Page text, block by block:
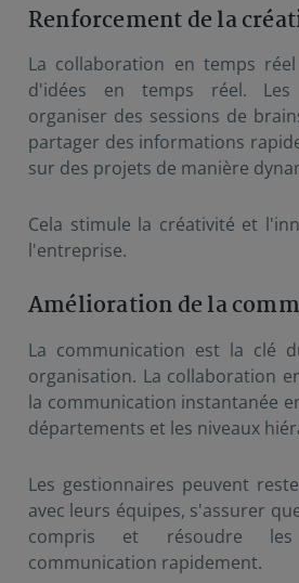
Renforcement de la
La collaboration en temps
d'idées en temps réel. Les
organiser des sessions de
partager des informations
sur des projets de manière
Cela stimule la créativité et
l'entreprise.
Amélioration de la
La communication est la clé
organisation. La collaboration
la communication instantanée
départements et les niveaux
Les gestionnaires peuvent
avec leurs équipes, s'assurer
compris et résoudre
communication rapidement.